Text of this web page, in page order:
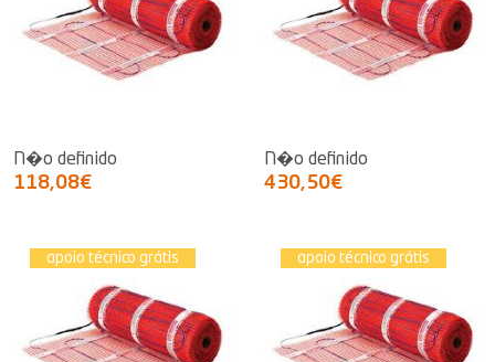
N�o definido
118,08€
N�o definido
430,50€
apoio técnico grátis apoio técnico grátis